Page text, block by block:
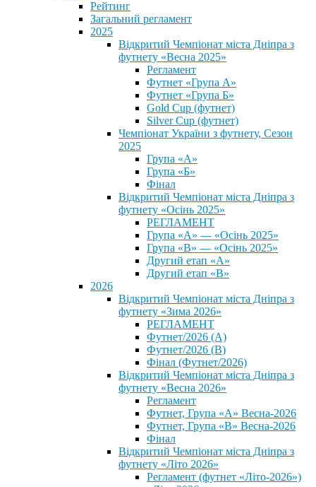
Рейтинг
Загальний регламент
2025
Відкритий Чемпіонат міста Дніпра з
футнету «Весна 2025»
Регламент
Футнет «Група А»
Футнет «Група Б»
Gold Cup (футнет)
Silver Cup (футнет)
Чемпіонат України з футнету, Сезон
2025
Група «А»
Група «Б»
Фінал
Відкритий Чемпіонат міста Дніпра з
футнету «Осінь 2025»
РЕГЛАМЕНТ
Група «А» — «Осінь 2025»
Група «В» — «Осінь 2025»
Другий етап «А»
Другий етап «В»
2026
Відкритий Чемпіонат міста Дніпра з
футнету «Зима 2026»
РЕГЛАМЕНТ
Футнет/2026 (А)
Футнет/2026 (В)
Фінал (Футнет/2026)
Відкритий Чемпіонат міста Дніпра з
футнету «Весна 2026»
Регламент
Футнет, Група «А» Весна-2026
Футнет, Група «В» Весна-2026
Фінал
Відкритий Чемпіонат міста Дніпра з
футнету «Літо 2026»
Регламент (футнет «Літо-2026»)